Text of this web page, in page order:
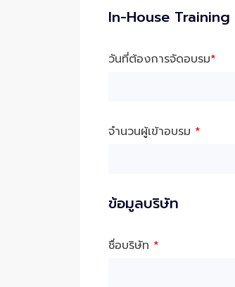
In-House Training
วันที่ต้องการจัดอบรม*
จำนวนผู้เข้าอบรม *
ข้อมูลบริษัท
ชื่อบริษัท *